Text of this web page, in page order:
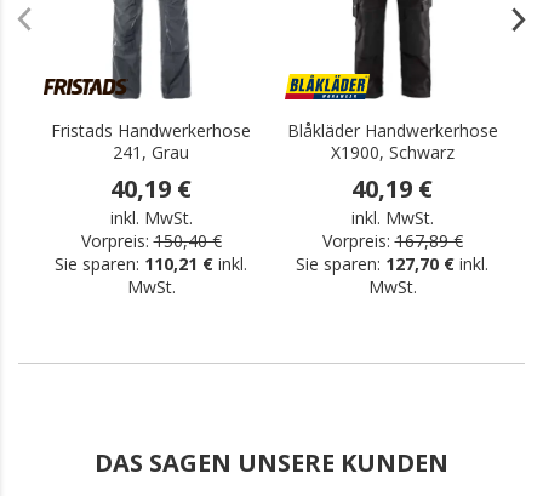
Fristads Handwerkerhose
241, Grau
40,19 €
inkl. MwSt.
Vorpreis: 150,40 €
Sie sparen: 110,21 € inkl.
MwSt.
Blåkläder Handwerkerhose
X1900, Schwarz
40,19 €
inkl. MwSt.
Vorpreis: 167,89 €
Sie sparen: 127,70 € inkl.
MwSt.
DAS SAGEN UNSERE KUNDEN